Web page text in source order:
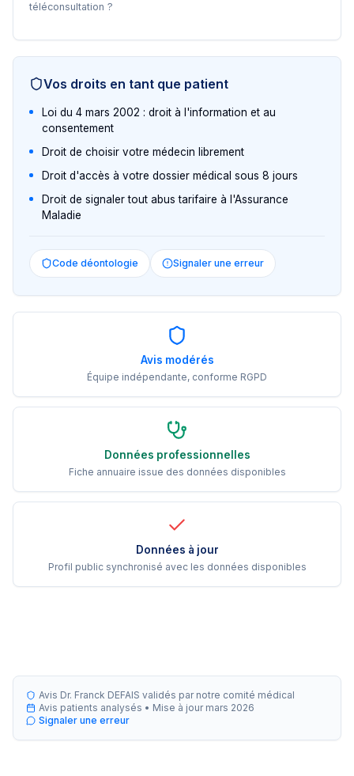
téléconsultation ?
Vos droits en tant que patient
Loi du 4 mars 2002 : droit à l'information et au
consentement
Droit de choisir votre médecin librement
Droit d'accès à votre dossier médical sous 8 jours
Droit de signaler tout abus tarifaire à l'Assurance
Maladie
Code déontologie Signaler une erreur
Avis modérés
Équipe indépendante, conforme RGPD
Données professionnelles
Fiche annuaire issue des données disponibles
Données à jour
Profil public synchronisé avec les données disponibles
Avis Dr. Franck DEFAIS validés par notre comité médical
Avis patients analysés • Mise à jour mars 2026
Signaler une erreur